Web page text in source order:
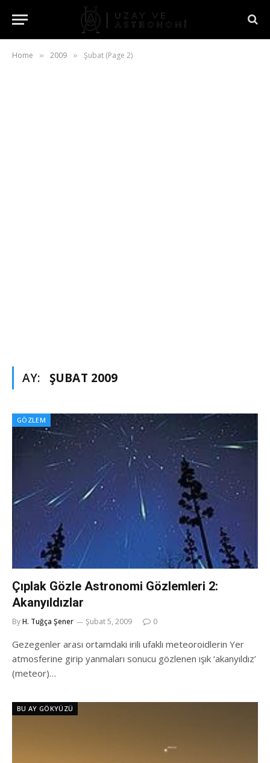
Home » 2009 » Şubat (Page 2)
AY: ŞUBAT 2009
GÖZLEM
Çıplak Gözle Astronomi Gözlemleri 2:
Akanyıldızlar
ByH. Tuğça Şener Şubat 5, 2009 0
Gezegenler arası ortamdaki irili ufaklı meteoroidlerin Yer
atmosferine girip yanmaları sonucu gözlenen ışık ‘akanyıldız’
(meteor)…
BU AY GÖKYÜZÜ